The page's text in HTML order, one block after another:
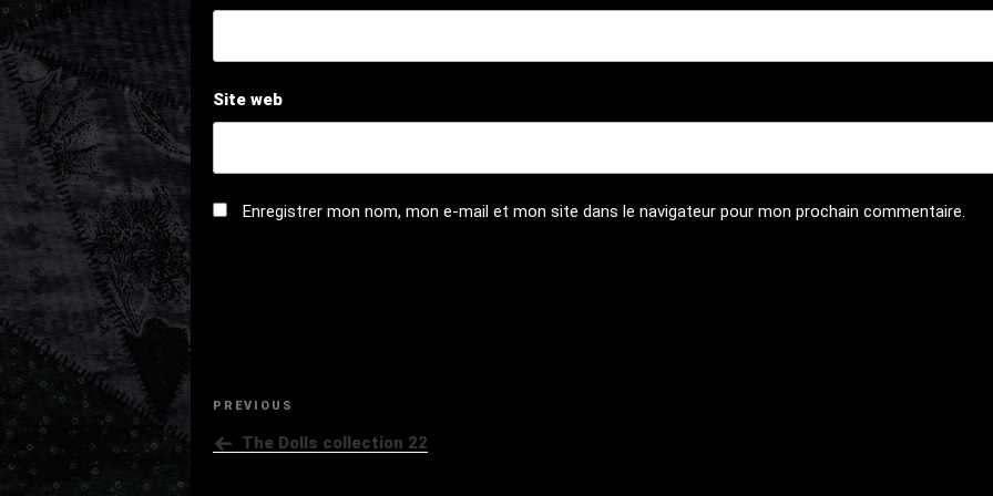
Site web
Enregistrer mon nom, mon e-mail et mon site dans le navigateur pour mon prochain commentaire.
NAVIGATION
L’ARTICLE
Previous
Post
PREVIOUS
The Dolls collection 22